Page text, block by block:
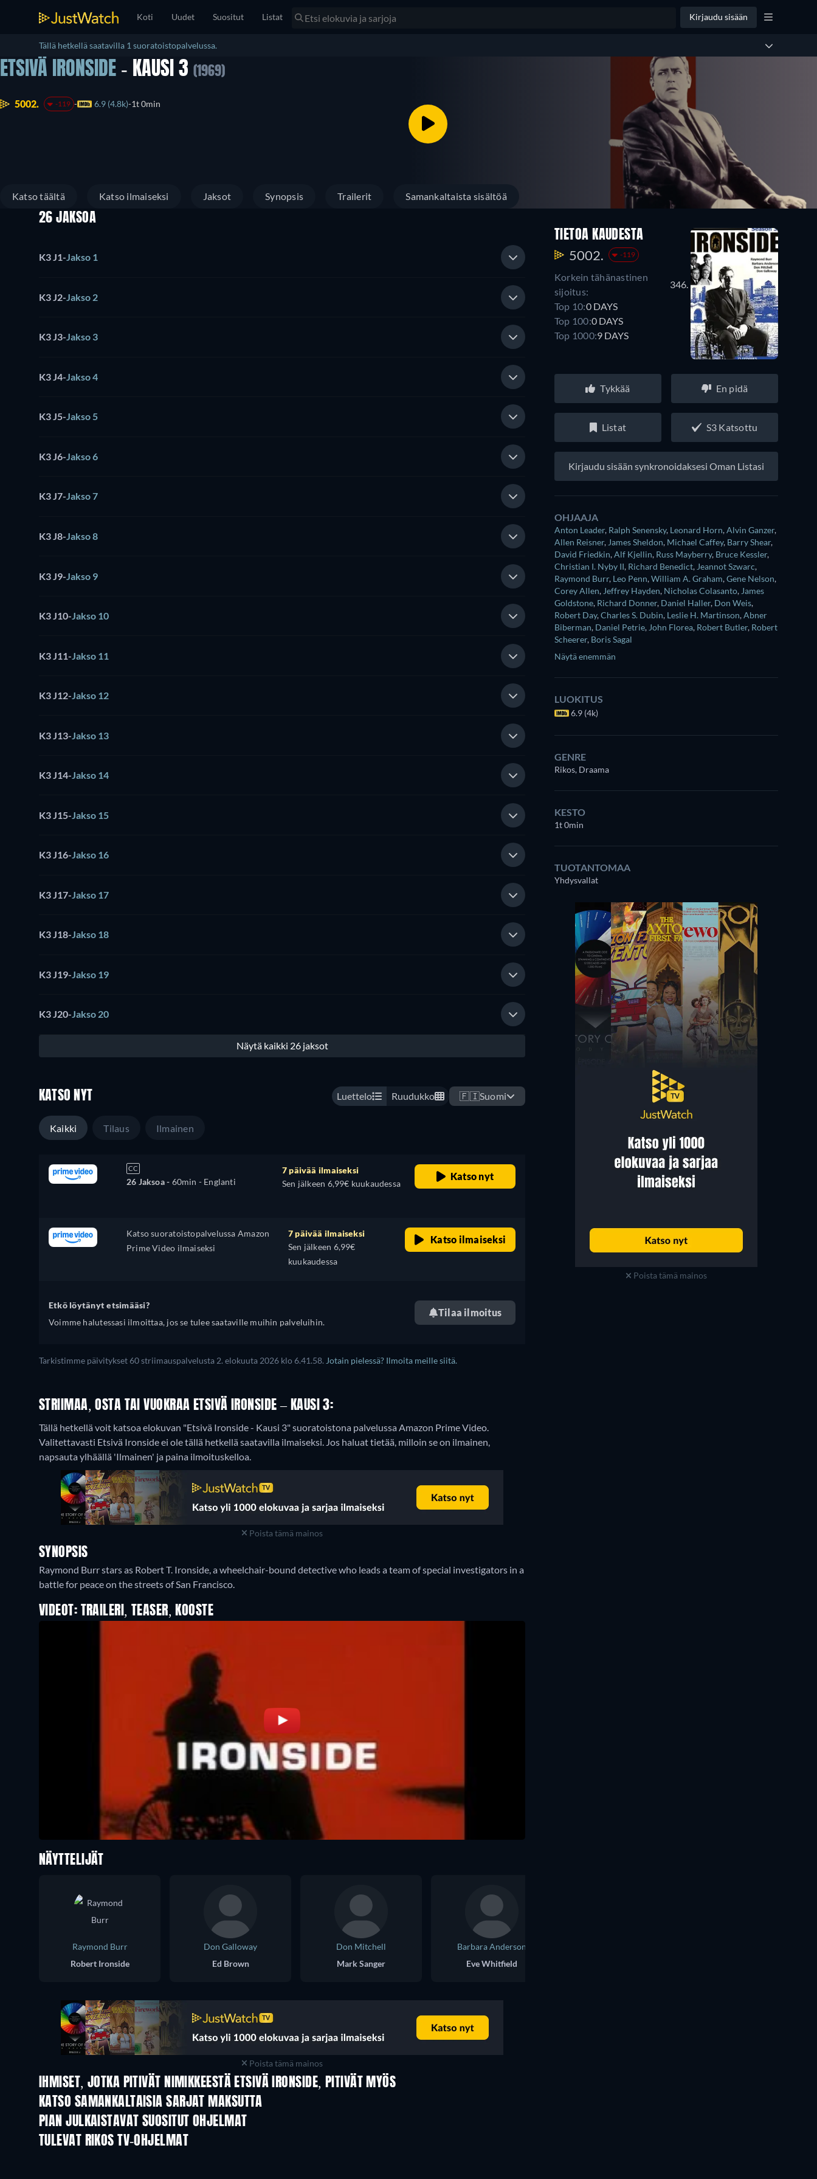
Koti Uudet Suositut Listat Kirjaudu sisään
Tällä hetkellä saatavilla 1 suoratoistopalvelussa.
ETSIVÄ IRONSIDE - KAUSI 3 (1969)
5002. -119 6.9 (4.8k) 1t 0min
Katso täältä Katso ilmaiseksi Jaksot Synopsis Trailerit Samankaltaista sisältöä
26 JAKSOA
K3 J1-Jakso 1
K3 J2- Jakso 2
K3 J3-Jakso 3
K3 J4-Jakso 4
K3 J5-Jakso 5
K3 J6-Jakso 6
K3 J7-Jakso 7
K3 J8-Jakso 8
K3 J9- Jakso 9
K3 J10-Jakso 10
K3 J11- Jakso 11
K3 J12-Jakso 12
K3 J13- Jakso 13
K3 J14-Jakso 14
K3 J15- Jakso 15
K3 J16-Jakso 16
K3 J17- Jakso 17
K3 J18-Jakso 18
K3 J19-Jakso 19
K3 J20-Jakso 20
Näytä kaikki 26 jaksot
KATSO NYT Luettelo Ruudukko 🇫🇮Suomi
Kaikki Tilaus Ilmainen
CC
26 Jaksoa - 60min - Englanti
7 päivää ilmaiseksi
Sen jälkeen 6,99€ kuukaudessa
Katso nyt
Katso suoratoistopalvelussa Amazon
Prime Video ilmaiseksi
7 päivää ilmaiseksi
Sen jälkeen 6,99€
kuukaudessa
Katso ilmaiseksi
Etkö löytänyt etsimääsi?
Voimme halutessasi ilmoittaa, jos se tulee saataville muihin palveluihin.
Tilaa ilmoitus
Tarkistimme päivitykset 60 striimauspalvelusta 2. elokuuta 2026 klo 6.41.58. Jotain pielessä? Ilmoita meille siitä.
STRIIMAA, OSTA TAI VUOKRAA ETSIVÄ IRONSIDE – KAUSI 3:
Tällä hetkellä voit katsoa elokuvan "Etsivä Ironside - Kausi 3" suoratoistona palvelussa Amazon Prime Video.
Valitettavasti Etsivä Ironside ei ole tällä hetkellä saatavilla ilmaiseksi. Jos haluat tietää, milloin se on ilmainen,
napsauta ylhäällä 'Ilmainen' ja paina ilmoituskelloa.
Poista tämä mainos
SYNOPSIS
Raymond Burr stars as Robert T. Ironside, a wheelchair-bound detective who leads a team of special investigators in a
battle for peace on the streets of San Francisco.
VIDEOT: TRAILERI, TEASER, KOOSTE
TIETOA KAUDESTA
5002. -119
Korkein tähänastinen
sijoitus:
346.
Top 10:0 DAYS
Top 100:0 DAYS
Top 1000:9 DAYS
Tykkää En pidä
Listat S3 Katsottu
Kirjaudu sisään synkronoidaksesi Oman Listasi
OHJAAJA
Anton Leader, Ralph Senensky, Leonard Horn,Alvin Ganzer,
Allen Reisner, James Sheldon, Michael Caffey, Barry Shear,
David Friedkin,Alf Kjellin, Russ Mayberry, Bruce Kessler,
Christian I. Nyby II, Richard Benedict, Jeannot Szwarc,
Raymond Burr, Leo Penn,William A. Graham,Gene Nelson,
Corey Allen, Jeffrey Hayden, Nicholas Colasanto, James
Goldstone, Richard Donner, Daniel Haller, Don Weis,
Robert Day,Charles S. Dubin, Leslie H. Martinson,Abner
Biberman, Daniel Petrie, John Florea, Robert Butler, Robert
Scheerer, Boris Sagal
Näytä enemmän
LUOKITUS
6.9 (4k)
GENRE
Rikos, Draama
KESTO
1t 0min
TUOTANTOMAA
Yhdysvallat
Poista tämä mainos
NÄYTTELIJÄT
Raymond Burr
Robert Ironside
Don Galloway
Ed Brown
Don Mitchell
Mark Sanger
Barbara Anderson
Eve Whitfield
Poista tämä mainos
IHMISET, JOTKA PITIVÄT NIMIKKEESTÄ ETSIVÄ IRONSIDE, PITIVÄT MYÖS
TV TV TV
KATSO SAMANKALTAISIA SARJAT MAKSUTTA
TV TV
PIAN JULKAISTAVAT SUOSITUT OHJELMAT
TV
TULEVAT RIKOS TV-OHJELMAT
Kausi 6